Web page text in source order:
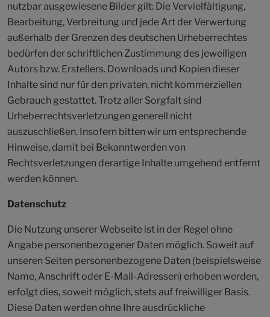
nutzbar ausgewiesene Bilder gilt: Die Vervielfältigung,
Bearbeitung, Verbreitung und jede Art der Verwertung
außerhalb der Grenzen des deutschen Urheberrechtes
bedürfen der schriftlichen Zustimmung des jeweiligen
Autors bzw. Erstellers. Downloads und Kopien dieser
Inhalte sind nur für den privaten, nicht kommerziellen
Gebrauch gestattet. Trotz aller Sorgfalt sind
Urheberrechtsverletzungen generell nicht
auszuschließen. Insofern bitten wir um entsprechende
Hinweise, damit bei Bekanntwerden von
Rechtsverletzungen derartige Inhalte umgehend entfernt
werden können.
Datenschutz
Die Nutzung unserer Webseite ist in der Regel ohne
Angabe personenbezogener Daten möglich. Soweit auf
unseren Seiten personenbezogene Daten (beispielsweise
Name, Anschrift oder E-Mail-Adressen) erhoben werden,
erfolgt dies, soweit möglich, stets auf freiwilliger Basis.
Diese Daten werden ohne Ihre ausdrückliche